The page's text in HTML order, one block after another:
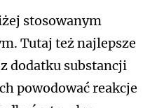
stosowanym
Tutaj też najlepsze
dodatku substancji
powodować reakcje